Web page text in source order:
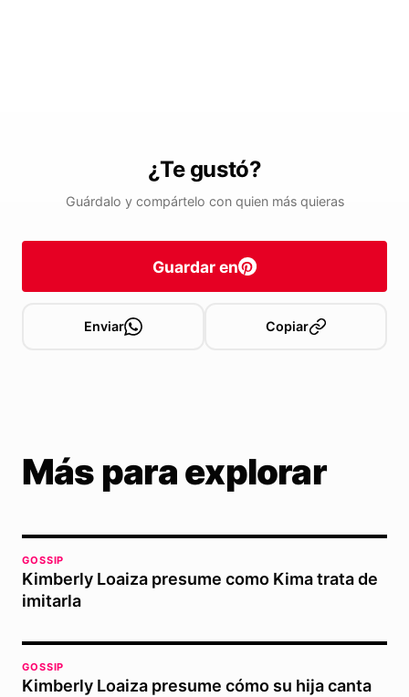
¿Te gustó?
Guárdalo y compártelo con quien más quieras
Guardar en
Enviar Copiar
Más para explorar
GOSSIP
Kimberly Loaiza presume como Kima trata de
imitarla
GOSSIP
Kimberly Loaiza presume cómo su hija canta